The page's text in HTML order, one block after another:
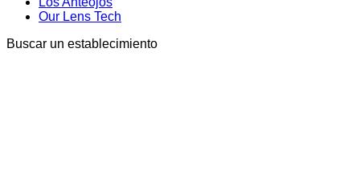
Our Lens Tech
Buscar un establecimiento